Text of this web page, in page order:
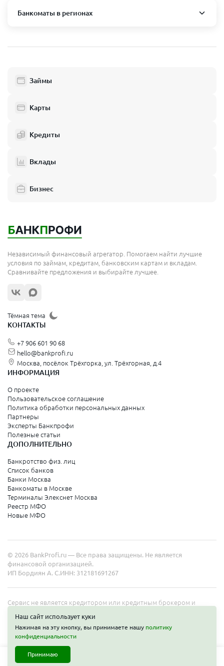
Банкоматы в регионах
Балашиха
Одинцово
Электросталь
Реутов
Подольск
Королёв
Сергиев Посад
Орехово-Зуево
Щёлково
Видное
Зеленоград
Санкт-Петербург и Ленинградская область
Колпино
Санкт-Петербург
Краснодарский край
Армавир
Сочи
Анапа
Ейск
Свердловская область
Екатеринбург
Займы
Карты
Кредиты
Вклады
Бизнес
Независимый финансовый агрегатор. Помогаем найти лучшие
условия по займам, кредитам, банковским картам и вкладам.
Сравнивайте предложения и выбирайте лучшее.
Тёмная тема
КОНТАКТЫ
+7 906 601 90 68
hello@bankprofi.ru
Москва, посёлок Трёхгорка, ул. Трёхгорная, д.4
ИНФОРМАЦИЯ
О проекте
Пользовательское соглашение
Политика обработки персональных данных
Партнеры
Эксперты Банкпрофи
Полезные статьи
ДОПОЛНИТЕЛЬНО
Банкротство физ. лиц
Список банков
Банки Москва
Банкоматы в Москве
Терминалы Элекснет Москва
Реестр МФО
Новые МФО
© 2026 BankProfi.ru — Все права защищены. Не является
финансовой организацией.
ИП Бордиян А. С.ИНН: 312181691267
Сервис не является кредитором или кредитным брокером и
на сайте не является публичной офертой. Полные условия услуг
уточняйте на сайте организаций.
Наш сайт использует куки
Нажимая на эту кнопку, вы принимаете нашу политику
конфиденциальности
Принимаю